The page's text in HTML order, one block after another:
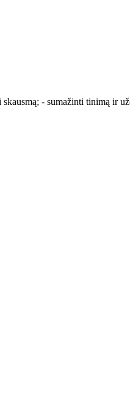
- sumažinti tinimą ir